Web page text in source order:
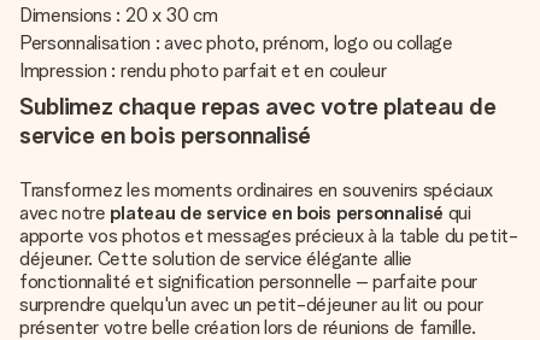
Dimensions : 20 x 30 cm
Personnalisation : avec photo, prénom, logo ou collage
Impression : rendu photo parfait et en couleur
Sublimez chaque repas avec votre plateau de
service en bois personnalisé
Transformez les moments ordinaires en souvenirs spéciaux
avec notre plateau de service en bois personnalisé qui
apporte vos photos et messages précieux à la table du petit-
déjeuner. Cette solution de service élégante allie
fonctionnalité et signification personnelle – parfaite pour
surprendre quelqu'un avec un petit-déjeuner au lit ou pour
présenter votre belle création lors de réunions de famille.